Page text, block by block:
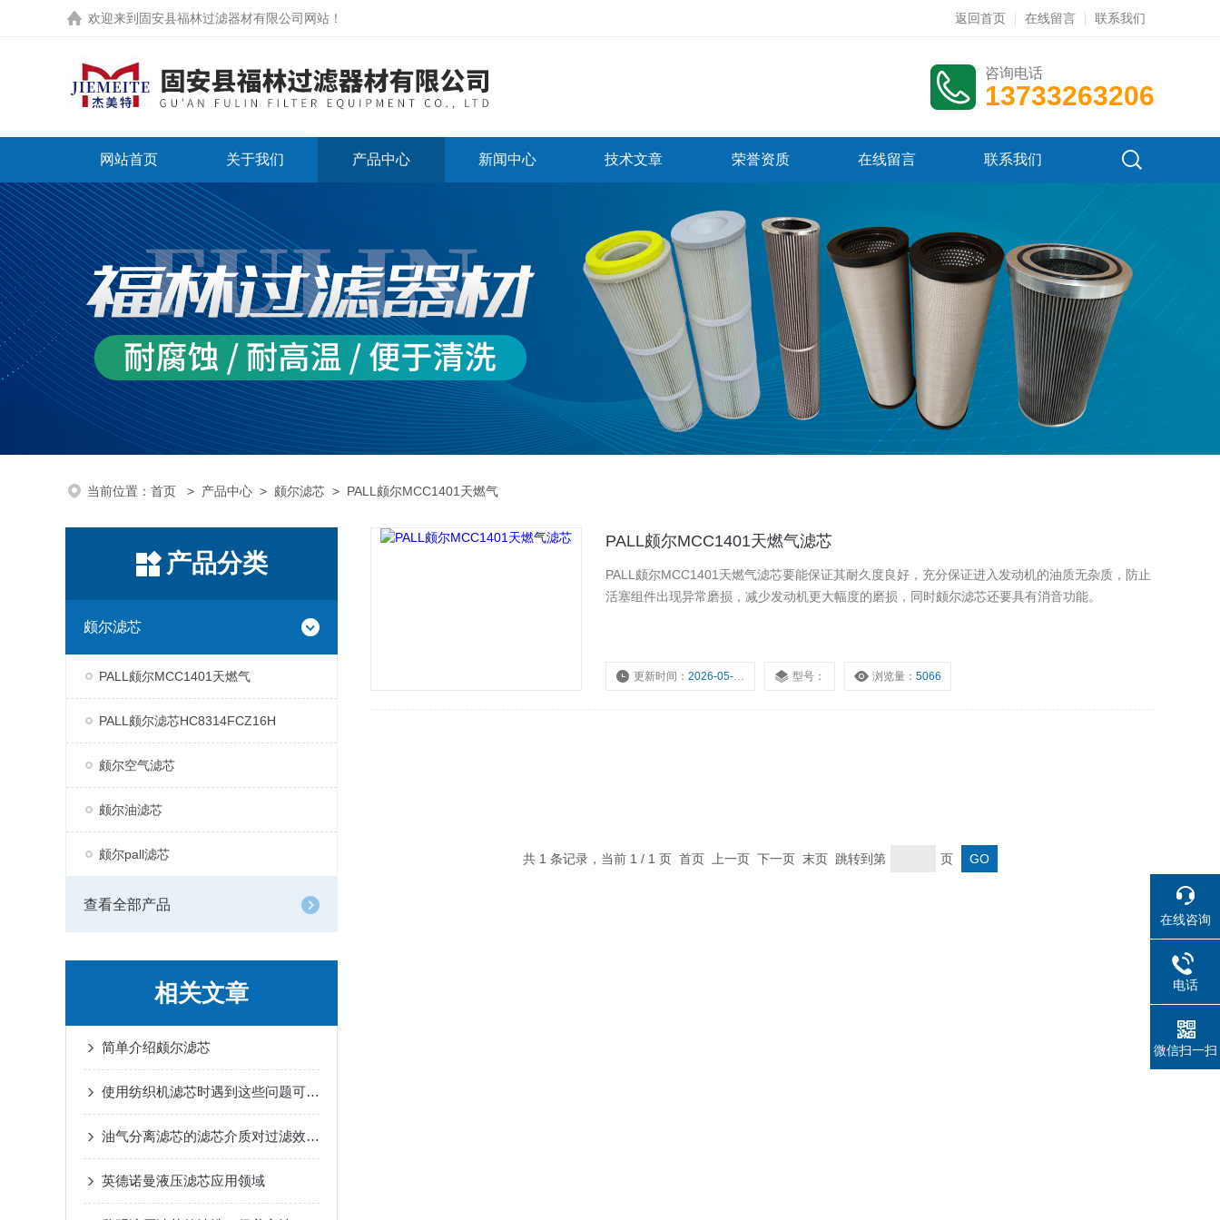
欢迎来到 固安县福林过滤器材有限公司网站 ！ 返回首页 在线留言 联系我们
咨询电话
13733263206
网站首页 关于我们 产品中心 新闻中心 技术文章 荣誉资质 在线留言 联系我们
当前位置： 首页 > 产品中心 > 颇尔滤芯 > PALL颇尔MCC1401天燃气
产品分类
颇尔滤芯
PALL颇尔MCC1401天燃气
PALL颇尔滤芯HC8314FCZ16H
颇尔空气滤芯
颇尔油滤芯
颇尔pall滤芯
查看全部产品
相关文章
简单介绍颇尔滤芯
使用纺织机滤芯时遇到这些问题可这样处理
油气分离滤芯的滤芯介质对过滤效果有何影响？
英德诺曼液压滤芯应用领域
PALL颇尔MCC1401天燃气滤芯
PALL颇尔MCC1401天燃气滤芯要能保证其耐久度良好，充分保证进入发动机的油质无杂质，防止
活塞组件出现异常磨损，减少发动机更大幅度的磨损，同时颇尔滤芯还要具有消音功能。
更新时间：2026-05-11 型号： 浏览量：5066
共 1 条记录，当前 1 / 1 页 首页 上一页 下一页 末页 跳转到第 页
在线咨询
电话
微信扫一扫